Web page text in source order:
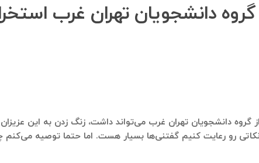
گروه دانشجویان تهران غرب
دانشجویان تهران غرب می‌تواند داشت، زنگ زدن به این عزیزان
رو رعایت کنیم گفتنی‌ها بسیار هست. اما حتما توصیه